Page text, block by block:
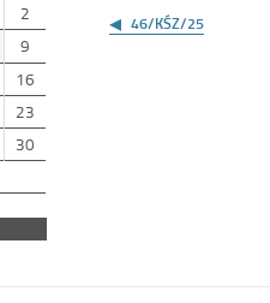
2
9
16
23
30
wpisu
46/KŚZ/25